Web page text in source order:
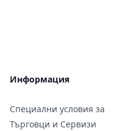
Информация
Специални условия за
Търговци и Сервизи